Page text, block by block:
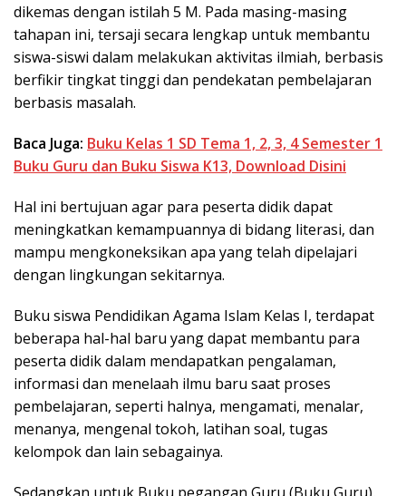
dikemas dengan istilah 5 M. Pada masing-masing
tahapan ini, tersaji secara lengkap untuk membantu
siswa-siswi dalam melakukan aktivitas ilmiah, berbasis
berfikir tingkat tinggi dan pendekatan pembelajaran
berbasis masalah.
Baca Juga: Buku Kelas 1 SD Tema 1, 2, 3, 4 Semester 1
Buku Guru dan Buku Siswa K13, Download Disini
Hal ini bertujuan agar para peserta didik dapat
meningkatkan kemampuannya di bidang literasi, dan
mampu mengkoneksikan apa yang telah dipelajari
dengan lingkungan sekitarnya.
Buku siswa Pendidikan Agama Islam Kelas I, terdapat
beberapa hal-hal baru yang dapat membantu para
peserta didik dalam mendapatkan pengalaman,
informasi dan menelaah ilmu baru saat proses
pembelajaran, seperti halnya, mengamati, menalar,
menanya, mengenal tokoh, latihan soal, tugas
kelompok dan lain sebagainya.